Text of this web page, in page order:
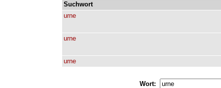
Suchwort
urne
urne
urne
Wort: